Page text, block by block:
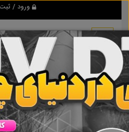
ورود /
برنامه اندروید
مرجع نیازمندیها و